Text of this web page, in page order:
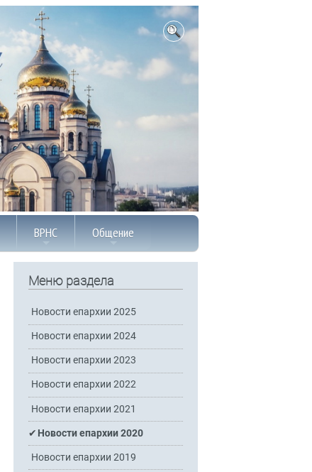
ВРНС Общение
Меню раздела
Новости епархии 2025
Новости епархии 2024
Новости епархии 2023
Новости епархии 2022
Новости епархии 2021
Новости епархии 2020
Новости епархии 2019